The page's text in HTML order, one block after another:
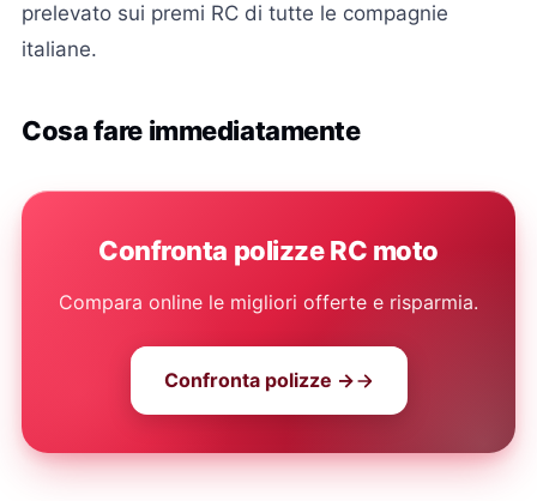
prelevato sui premi RC di tutte le compagnie
italiane.
Cosa fare immediatamente
Confronta polizze RC moto
Compara online le migliori offerte e risparmia.
Confronta polizze →